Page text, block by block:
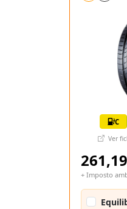
C
Ver
+ Imposto